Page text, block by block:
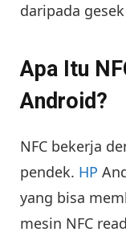
daripada
Apa Itu
Android?
NFC bekerja
pendek. HP
yang bisa
mesin NFC